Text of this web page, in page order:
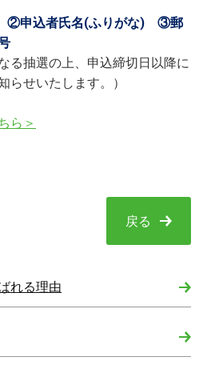
②申込者氏名(ふりがな) ③郵
る抽選の上、申込締切日以降に
らせいたします。）
ら＞
戻る
れる理由